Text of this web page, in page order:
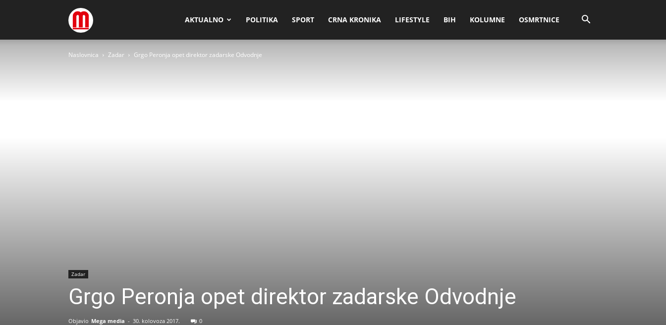
Megamedia AKTUALNO POLITIKA SPORT CRNA KRONIKA LIFESTYLE BIH KOLUMNE OSMRTNICE
Naslovnica Zadar Grgo Peronja opet direktor zadarske Odvodnje
Zadar
Grgo Peronja opet direktor zadarske Odvodnje
Objavio Mega media - 30. kolovoza 2017. 0